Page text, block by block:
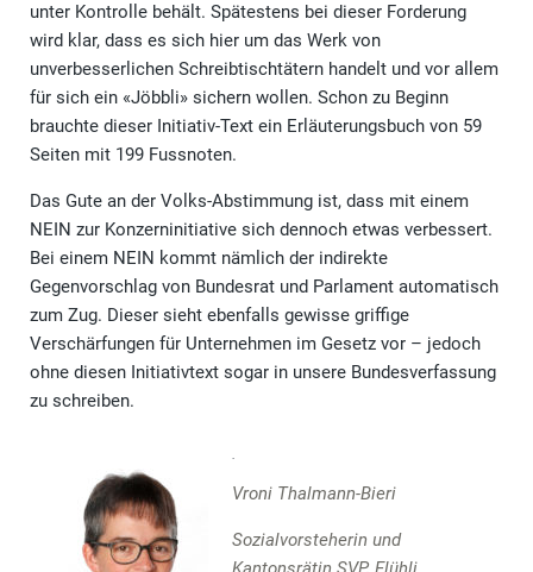
unter Kontrolle behält. Spätestens bei dieser Forderung
wird klar, dass es sich hier um das Werk von
unverbesserlichen Schreibtischtätern handelt und vor allem
für sich ein «Jöbbli» sichern wollen. Schon zu Beginn
brauchte dieser Initiativ-Text ein Erläuterungsbuch von 59
Seiten mit 199 Fussnoten.
Das Gute an der Volks-Abstimmung ist, dass mit einem
NEIN zur Konzerninitiative sich dennoch etwas verbessert.
Bei einem NEIN kommt nämlich der indirekte
Gegenvorschlag von Bundesrat und Parlament automatisch
zum Zug. Dieser sieht ebenfalls gewisse griffige
Verschärfungen für Unternehmen im Gesetz vor – jedoch
ohne diesen Initiativtext sogar in unsere Bundesverfassung
zu schreiben.
Vroni Thalmann-Bieri
Sozialvorsteherin und